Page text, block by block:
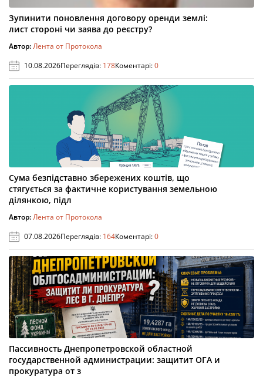
Зупинити поновлення договору оренди землі:
лист стороні чи заява до реєстру?
Автор:Лента от Протокола
10.08.2026Переглядів: 178Коментарі:0
Сума безпідставно збережених коштів, що
стягується за фактичне користування земельною
ділянкою, підл
Автор:Лента от Протокола
07.08.2026Переглядів: 164Коментарі:0
Пассивность Днепропетровской областной
государственной администрации: защитит ОГА и
прокуратура от з